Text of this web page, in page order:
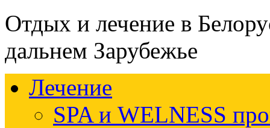
Отдых и лечение в
дальнем Зарубежье
Лечение
SPA и WELNESS